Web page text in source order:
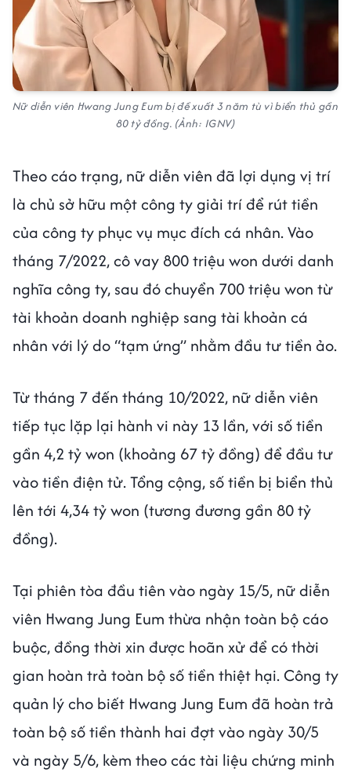
Nữ diễn viên Hwang Jung Eum bị đề xuất 3 năm tù vì biển thủ gần
80 tỷ đồng. (Ảnh: IGNV)
Theo cáo trạng, nữ diễn viên đã lợi dụng vị trí
là chủ sở hữu một công ty giải trí để rút tiền
của công ty phục vụ mục đích cá nhân. Vào
tháng 7/2022, cô vay 800 triệu won dưới danh
nghĩa công ty, sau đó chuyển 700 triệu won từ
tài khoản doanh nghiệp sang tài khoản cá
nhân với lý do “tạm ứng” nhằm đầu tư tiền ảo.
Từ tháng 7 đến tháng 10/2022, nữ diễn viên
tiếp tục lặp lại hành vi này 13 lần, với số tiền
gần 4,2 tỷ won (khoảng 67 tỷ đồng) để đầu tư
vào tiền điện tử. Tổng cộng, số tiền bị biển thủ
lên tới 4,34 tỷ won (tương đương gần 80 tỷ
đồng).
Tại phiên tòa đầu tiên vào ngày 15/5, nữ diễn
viên Hwang Jung Eum thừa nhận toàn bộ cáo
buộc, đồng thời xin được hoãn xử để có thời
gian hoàn trả toàn bộ số tiền thiệt hại. Công ty
quản lý cho biết Hwang Jung Eum đã hoàn trả
toàn bộ số tiền thành hai đợt vào ngày 30/5
và ngày 5/6, kèm theo các tài liệu chứng minh